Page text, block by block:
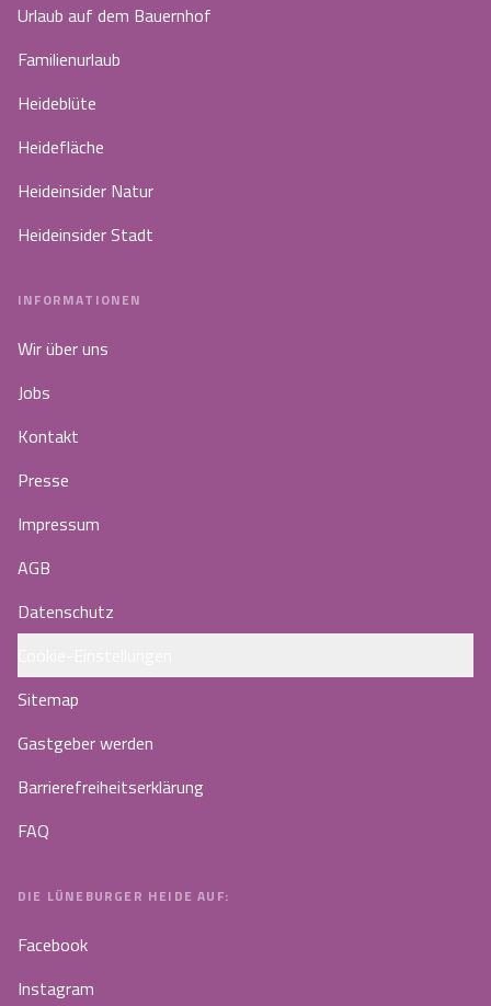
Urlaub auf dem Bauernhof
Familienurlaub
Heideblüte
Heidefläche
Heideinsider Natur
Heideinsider Stadt
INFORMATIONEN
Wir über uns
Jobs
Kontakt
Presse
Impressum
AGB
Datenschutz
Sitemap
Gastgeber werden
Barrierefreiheitserklärung
FAQ
DIE LÜNEBURGER HEIDE AUF:
Facebook
Instagram